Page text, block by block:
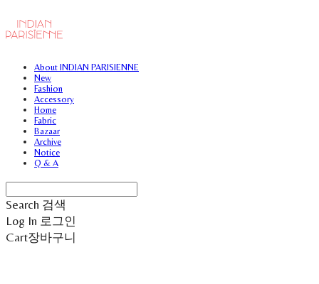
About INDIAN PARISIENNE
New
Fashion
Accessory
Home
Fabric
Bazaar
Archive
Notice
Q & A
Search 검색
Log In 로그인
Cart장바구니